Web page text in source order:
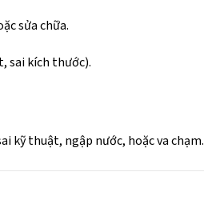
sửa chữa.
sai kích thước).
kỹ thuật, ngập nước, hoặc va chạm.